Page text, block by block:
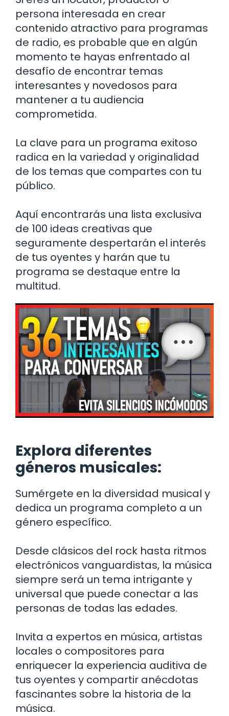
persona interesada en crear
contenido atractivo para programas
de radio, es probable que en algún
momento te hayas enfrentado al
desafío de encontrar temas
interesantes y novedosos para
mantener a tu audiencia
comprometida.
La clave para un programa exitoso
radica en la variedad y originalidad
de los temas que compartes con tu
público.
Aquí encontrarás una lista exclusiva
de 100 ideas creativas que
seguramente despertarán el interés
de tus oyentes y harán que tu
programa se destaque entre la
multitud.
Explora diferentes
géneros musicales:
Sumérgete en la diversidad musical y
dedica un programa completo a un
género específico.
Desde clásicos del rock hasta ritmos
electrónicos vanguardistas, la música
siempre será un tema intrigante y
universal que puede conectar a las
personas de todas las edades.
Invita a expertos en música, artistas
locales o compositores para
enriquecer la experiencia auditiva de
tus oyentes y compartir anécdotas
fascinantes sobre la historia de la
música.